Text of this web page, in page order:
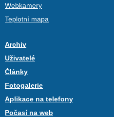
Webkamery
Teplotní mapa
Archiv
Uživatelé
Články
Fotogalerie
Aplikace na telefony
Počasí na web